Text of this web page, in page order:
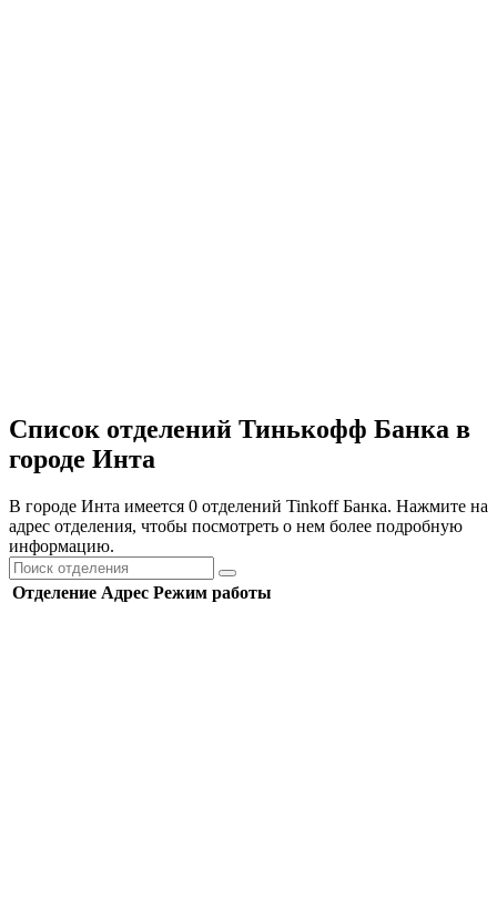
Список отделений Тинькофф Банка в
городе Инта
В городе Инта имеется 0 отделений Tinkoff Банка. Нажмите на
адрес отделения, чтобы посмотреть о нем более подробную
информацию.
Отделение Адрес Режим работы